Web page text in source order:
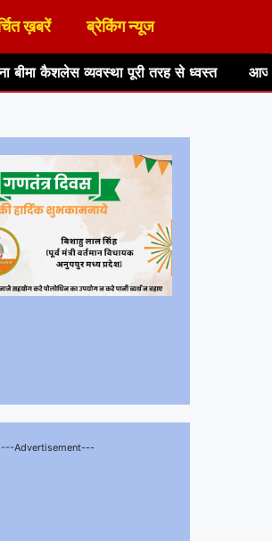
ख़बरें ब्रेकिंग न्यूज
पूरी तरह से ध्वस्त आजीविका कैन्टीन
---Advertisement---